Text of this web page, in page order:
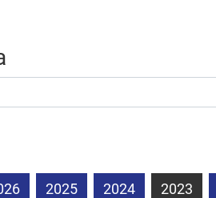
2025 2024 2023